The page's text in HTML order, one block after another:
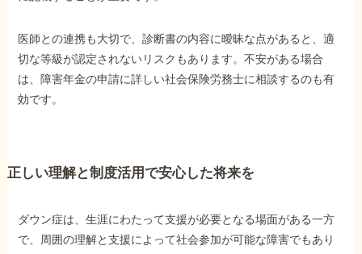
医師との連携も大切で、診断書の内容に曖昧な点があると、適
切な等級が認定されないリスクもあります。不安がある場合
は、障害年金の申請に詳しい社会保険労務士に相談するのも有
効です。
正しい理解と制度活用で安心した将来を
ダウン症は、生涯にわたって支援が必要となる場面がある一方
で、周囲の理解と支援によって社会参加が可能な障害でもあり